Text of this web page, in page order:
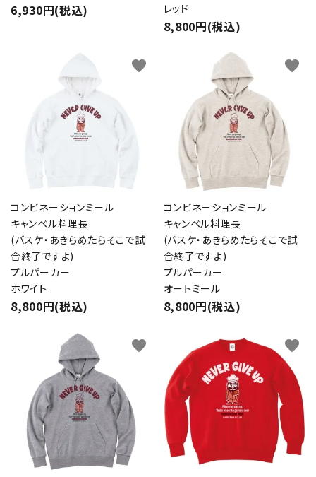
6,930円(税込)
レッド
8,800円(税込)
コンビネーションミール
キャンベル料理長
(バスケ・あきらめたらそこで試
合終了ですよ)
プルパーカー
ホワイト
8,800円(税込)
favorite
コンビネーションミール
キャンベル料理長
(バスケ・あきらめたらそこで試
合終了ですよ)
プルパーカー
オートミール
8,800円(税込)
favorite
favorite favorite